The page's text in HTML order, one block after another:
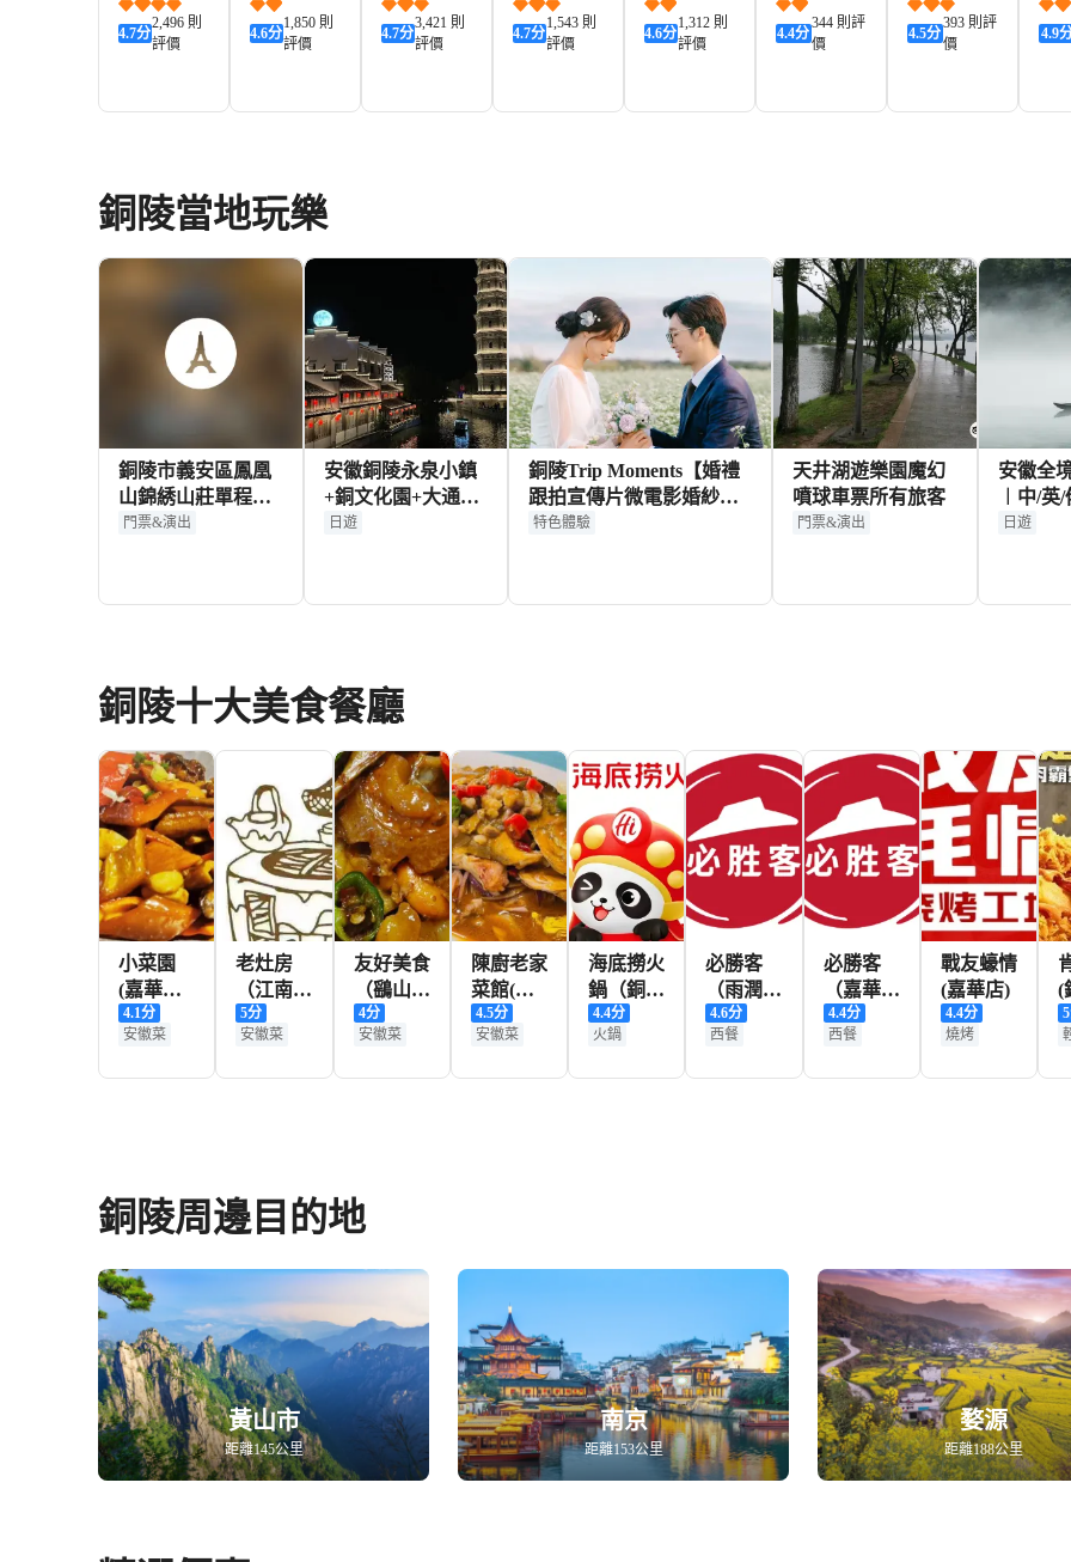
(銅陵北斗
星城市政
4.7分
2,496 則
評價
廣場店)
4.6分
1,850 則
評價
斗星城店)
4.7分
3,421 則
評價
陵萬達高
鐵站店)
4.7分
1,543 則
評價
星城店)
4.6分
1,312 則
評價
金山廣場
店)
4.4分
344 則評
價
店(高鐵站
萬達廣場
4.5分
393 則評
價
北
店)
4.9
銅陵當地玩樂
銅陵市義安區鳳凰
山錦綉山莊單程觀
光小火車票成人票
門票&演出
安徽銅陵永泉小鎮
+銅文化園+大通古
鎮一日遊可中英文
日遊
銅陵Trip Moments【婚禮
跟拍宣傳片微電影婚紗寫
真/商業攝影攝像約拍定制/
特色體驗
天井湖遊樂園魔幻
噴球車票所有旅客
門票&演出
安徽全
︱中/英
︱商務
日遊
銅陵十大美食餐廳
小菜園
(嘉華國
際店)
4.1分
安徽菜
老灶房
（江南文
化園店）
5分
安徽菜
友好美食
（鷂山新
村店）
4分
安徽菜
陳廚老家
菜館(新
苑店)
4.5分
安徽菜
海底撈火
鍋（銅陵
八佰伴
店）
4.4分
火鍋
必勝客
（雨潤
店）
4.6分
西餐
必勝客
（嘉華國
際店）
4.4分
西餐
戰友蠔情
(嘉華店)
4.4分
燒烤
(
5
銅陵周邊目的地
黃山市
距離145公里
南京
距離153公里
婺源
距離188公里